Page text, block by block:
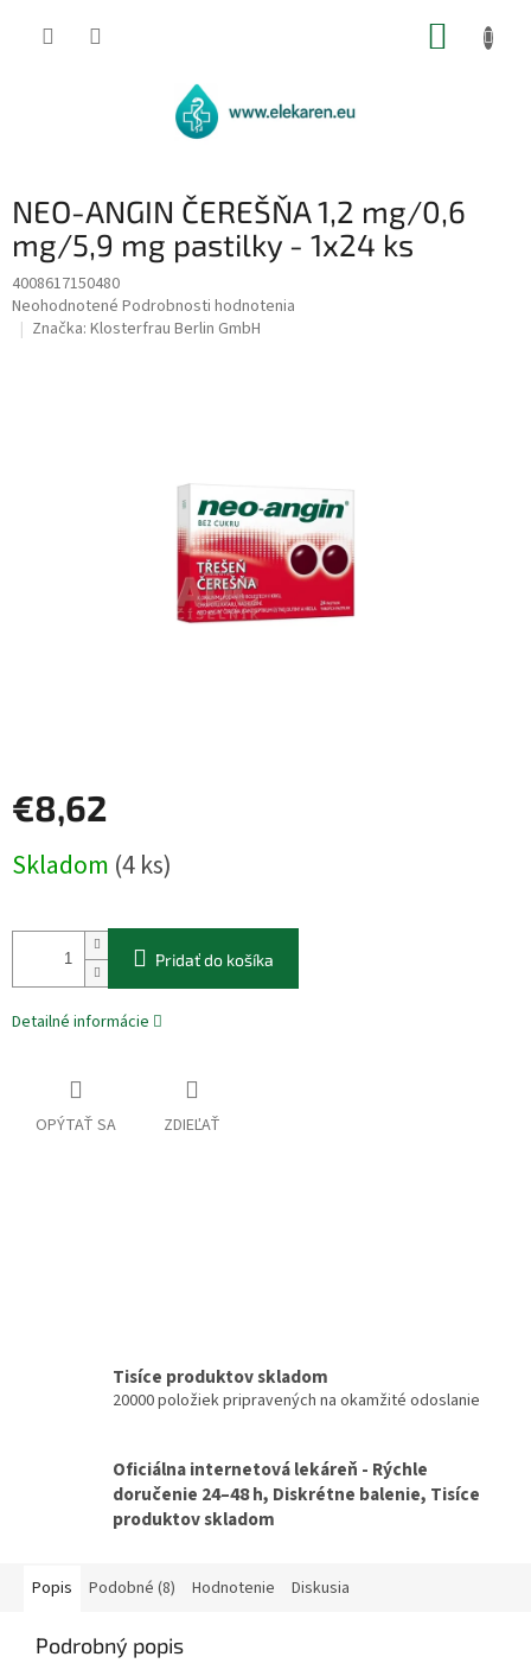
NEO-ANGIN ČEREŠŇA 1,2 mg/0,6
mg/5,9 mg pastilky - 1x24 ks
4008617150480
Priemerné
hodnotenie
Neohodnotené Podrobnosti hodnotenia
Značka: Klosterfrau Berlin GmbH
€8,62
cena:
Skladom (4 ks)
Pridať do košíka
Detailné informácie
OPÝTAŤ SA ZDIEĽAŤ
Tisíce produktov skladom
20000 položiek pripravených na okamžité odoslanie
Oficiálna internetová lekáreň - Rýchle
doručenie 24–48 h, Diskrétne balenie, Tisíce
produktov skladom
Popis Podobné (8) Hodnotenie Diskusia
Podrobný popis